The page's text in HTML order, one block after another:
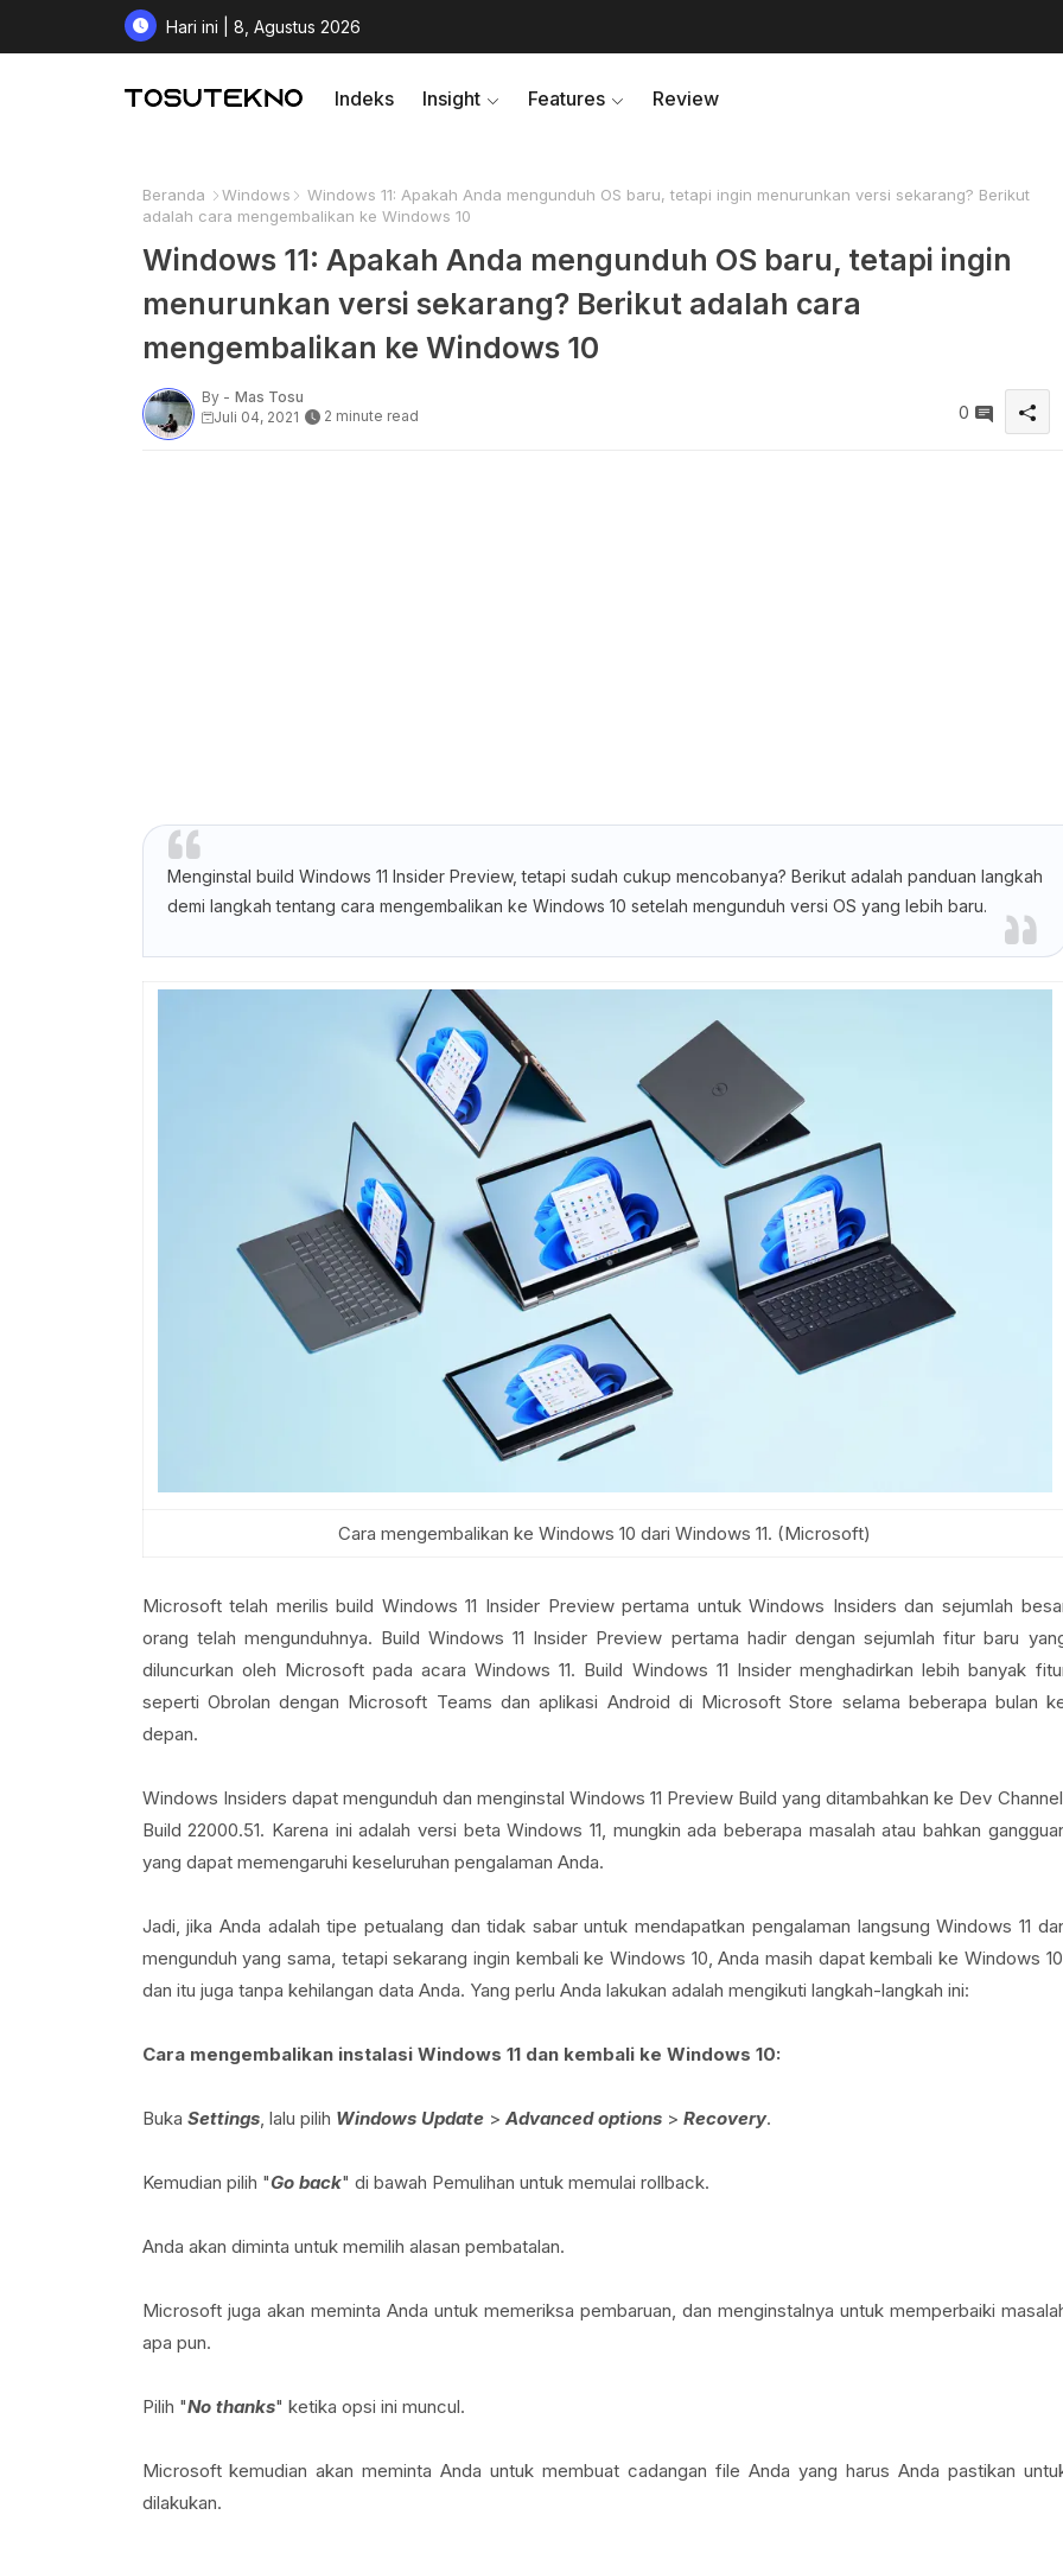
Hari ini | 8, Agustus 2026
Indeks Insight Features Review
Beranda Windows
Windows 11: Apakah Anda mengunduh OS baru, tetapi ingin menurunkan versi sekarang? Berikut
adalah cara mengembalikan ke Windows 10
Windows 11: Apakah Anda mengunduh OS baru, tetapi ingin
menurunkan versi sekarang? Berikut adalah cara
mengembalikan ke Windows 10
By - Mas Tosu
Juli 04, 2021
2 minute read 0
Menginstal build Windows 11 Insider Preview, tetapi sudah cukup mencobanya? Berikut adalah panduan langkah
demi langkah tentang cara mengembalikan ke Windows 10 setelah mengunduh versi OS yang lebih baru.
Cara mengembalikan ke Windows 10 dari Windows 11. (Microsoft)
Microsoft telah merilis build Windows 11 Insider Preview pertama untuk Windows Insiders dan sejumlah
orang telah mengunduhnya. Build Windows 11 Insider Preview pertama hadir dengan sejumlah fitur baru
diluncurkan oleh Microsoft pada acara Windows 11. Build Windows 11 Insider menghadirkan lebih banyak
seperti Obrolan dengan Microsoft Teams dan aplikasi Android di Microsoft Store selama beberapa bulan
depan.
Windows Insiders dapat mengunduh dan menginstal Windows 11 Preview Build yang ditambahkan ke Dev
Build 22000.51. Karena ini adalah versi beta Windows 11, mungkin ada beberapa masalah atau bahkan
yang dapat memengaruhi keseluruhan pengalaman Anda.
Jadi, jika Anda adalah tipe petualang dan tidak sabar untuk mendapatkan pengalaman langsung Windows 11
mengunduh yang sama, tetapi sekarang ingin kembali ke Windows 10, Anda masih dapat kembali ke Windows
dan itu juga tanpa kehilangan data Anda. Yang perlu Anda lakukan adalah mengikuti langkah-langkah ini:
Cara mengembalikan instalasi Windows 11 dan kembali ke Windows 10:
Buka Settings, lalu pilih Windows Update> Advanced options> Recovery.
Kemudian pilih "Go back" di bawah Pemulihan untuk memulai rollback.
Anda akan diminta untuk memilih alasan pembatalan.
Microsoft juga akan meminta Anda untuk memeriksa pembaruan, dan menginstalnya untuk memperbaiki
apa pun.
Pilih "No thanks" ketika opsi ini muncul.
Microsoft kemudian akan meminta Anda untuk membuat cadangan file Anda yang harus Anda pastikan
dilakukan.